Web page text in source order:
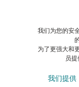
我们为您的安
为了更强大和
员
我们提供